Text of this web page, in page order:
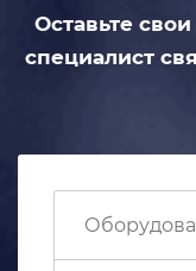
Оставьте
специалист